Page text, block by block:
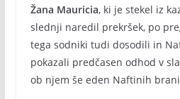
Žana Mauricia, ki je stekel iz
slednji naredil prekršek, po
tega sodniki tudi dosodili in
pokazali predčasen odhod v
ob njem še eden Naftinih